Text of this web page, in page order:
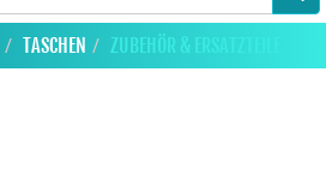
TASCHEN ZUBEHÖR & ERSATZTEILE